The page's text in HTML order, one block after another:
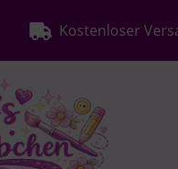
Kostenloser